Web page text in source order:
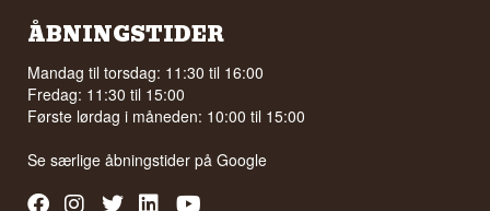
ÅBNINGSTIDER
Mandag til torsdag: 11:30 til 16:00
Fredag: 11:30 til 15:00
Første lørdag i måneden: 10:00 til 15:00
Se særlige åbningstider påGoogle